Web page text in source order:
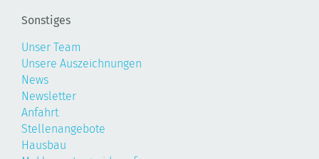
Sonstiges
Unser Team
Unsere Auszeichnungen
News
Newsletter
Anfahrt
Stellenangebote
Hausbau